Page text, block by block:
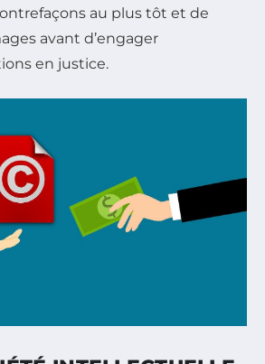
au plus tôt et de
avant d’engager
en justice.